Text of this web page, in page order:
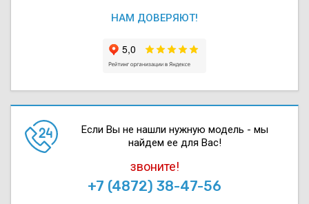
НАМ ДОВЕРЯЮТ!
Если Вы не нашли нужную модель - мы
найдем ее для Вас!
звоните!
+7 (4872) 38-47-56